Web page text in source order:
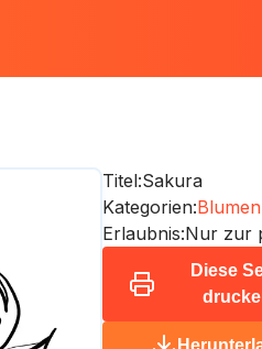
Titel:Sakura
Kategorien:
Erlaubnis:Nur zur
Diese